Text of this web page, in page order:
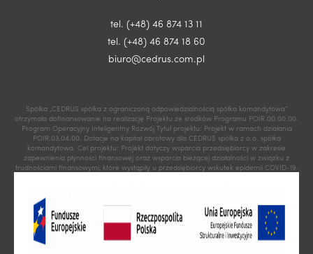
tel. (+48) 46 874 13 11
tel. (+48) 46 874 18 60
biuro@cedrus.com.pl
Spółka „CEDRUS spółka z ograniczoną odpowiedzialnością spółka komandytowa”
otrzymała dofinansowanie na realizację Projektu ze środków Programu POIR.00.00.00.
Program Operacyjny Inteligentny Rozwój Tytuł projektu: Projekt w ramach działania
POIR.03.04.00. Dotacje na kapitał obrotowy dla CEDRUS spółka z o.o. spółka
komandytowa. Cel projektu: Projekt dotyczy wsparcia przedsiębiorcy w zakresie
zapewnienia płynności finansowej oraz wsparcia bieżącej działalności w związku z
trudnościami finansowymi, które wystąpiły u przedsiębiorcy wskutek epidemii COVID-19.